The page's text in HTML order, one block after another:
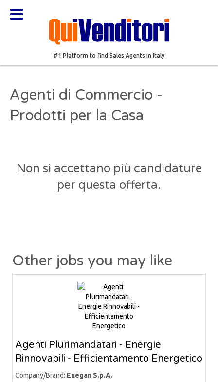
#1 Platform to find Sales Agents in Italy
Agenti di Commercio -
Prodotti per la Casa
Non si accettano più candidature
per questa offerta.
Other jobs you may like
Agenti Plurimandatari - Energie
Rinnovabili - Efficientamento Energetico
Company/Brand: Enegan S.p.A.